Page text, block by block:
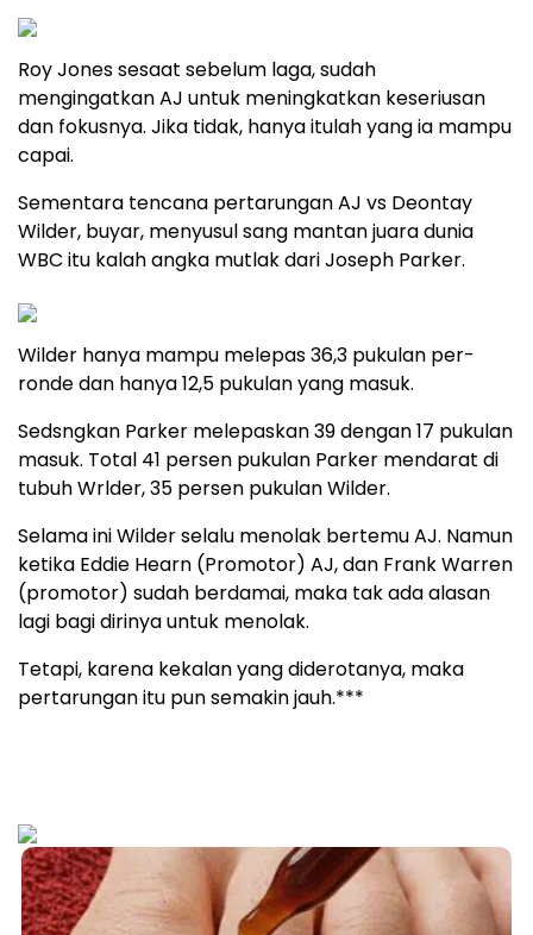
Roy Jones sesaat sebelum laga, sudah
mengingatkan AJ untuk meningkatkan keseriusan
dan fokusnya. Jika tidak, hanya itulah yang ia mampu
capai.
Sementara tencana pertarungan AJ vs Deontay
Wilder, buyar, menyusul sang mantan juara dunia
WBC itu kalah angka mutlak dari Joseph Parker.
Wilder hanya mampu melepas 36,3 pukulan per-
ronde dan hanya 12,5 pukulan yang masuk.
Sedsngkan Parker melepaskan 39 dengan 17 pukulan
masuk. Total 41 persen pukulan Parker mendarat di
tubuh Wrlder, 35 persen pukulan Wilder.
Selama ini Wilder selalu menolak bertemu AJ. Namun
ketika Eddie Hearn (Promotor) AJ, dan Frank Warren
(promotor) sudah berdamai, maka tak ada alasan
lagi bagi dirinya untuk menolak.
Tetapi, karena kekalan yang diderotanya, maka
pertarungan itu pun semakin jauh.***